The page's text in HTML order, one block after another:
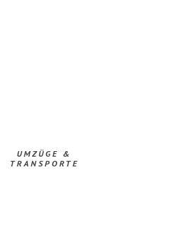
UMZÜGE &
TRANSPORTE